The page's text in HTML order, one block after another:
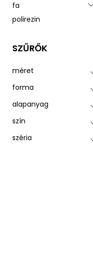
fa
polirezin
SZŰRŐK
méret
forma
alapanyag
szín
széria